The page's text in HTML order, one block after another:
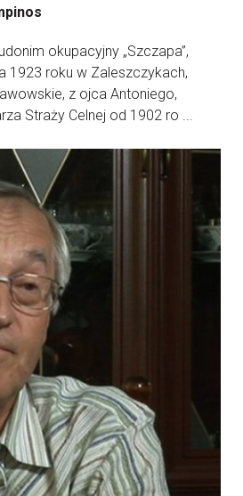
okupacyjny „Szczapa”,
1923 roku w Zaleszczykach,
z ojca Antoniego,
Straży Celnej od 1902 ro ...